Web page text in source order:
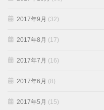
2017年9月 (32)
2017年8月 (17)
2017年7月 (16)
2017年6月 (8)
2017年5月 (15)